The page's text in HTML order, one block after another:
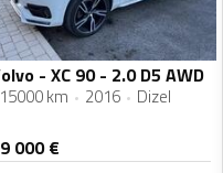
- XC 90 - 2.0 D5 AWD
km 2016 Dizel
000€